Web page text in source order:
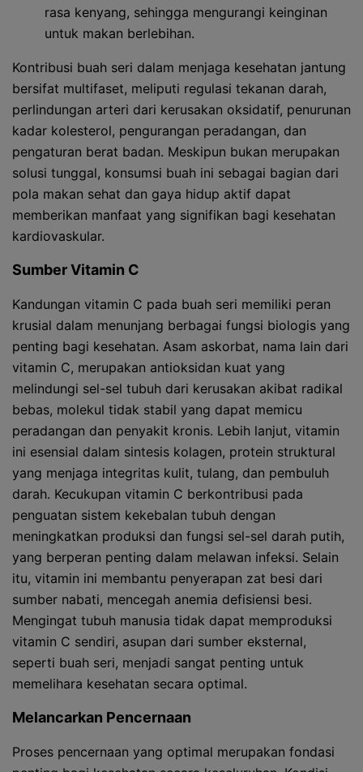
rasa kenyang, sehingga mengurangi keinginan
untuk makan berlebihan.
Kontribusi buah seri dalam menjaga kesehatan jantung
bersifat multifaset, meliputi regulasi tekanan darah,
perlindungan arteri dari kerusakan oksidatif, penurunan
kadar kolesterol, pengurangan peradangan, dan
pengaturan berat badan. Meskipun bukan merupakan
solusi tunggal, konsumsi buah ini sebagai bagian dari
pola makan sehat dan gaya hidup aktif dapat
memberikan manfaat yang signifikan bagi kesehatan
kardiovaskular.
Sumber Vitamin C
Kandungan vitamin C pada buah seri memiliki peran
krusial dalam menunjang berbagai fungsi biologis yang
penting bagi kesehatan. Asam askorbat, nama lain dari
vitamin C, merupakan antioksidan kuat yang
melindungi sel-sel tubuh dari kerusakan akibat radikal
bebas, molekul tidak stabil yang dapat memicu
peradangan dan penyakit kronis. Lebih lanjut, vitamin
ini esensial dalam sintesis kolagen, protein struktural
yang menjaga integritas kulit, tulang, dan pembuluh
darah. Kecukupan vitamin C berkontribusi pada
penguatan sistem kekebalan tubuh dengan
meningkatkan produksi dan fungsi sel-sel darah putih,
yang berperan penting dalam melawan infeksi. Selain
itu, vitamin ini membantu penyerapan zat besi dari
sumber nabati, mencegah anemia defisiensi besi.
Mengingat tubuh manusia tidak dapat memproduksi
vitamin C sendiri, asupan dari sumber eksternal,
seperti buah seri, menjadi sangat penting untuk
memelihara kesehatan secara optimal.
Melancarkan Pencernaan
Proses pencernaan yang optimal merupakan fondasi